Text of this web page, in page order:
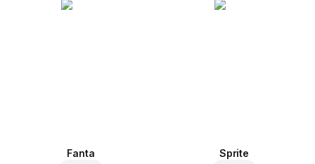
Fanta Sprite